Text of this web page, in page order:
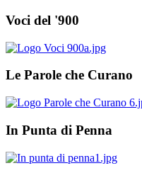
Voci del '900
Le Parole che Curano
In Punta di Penna